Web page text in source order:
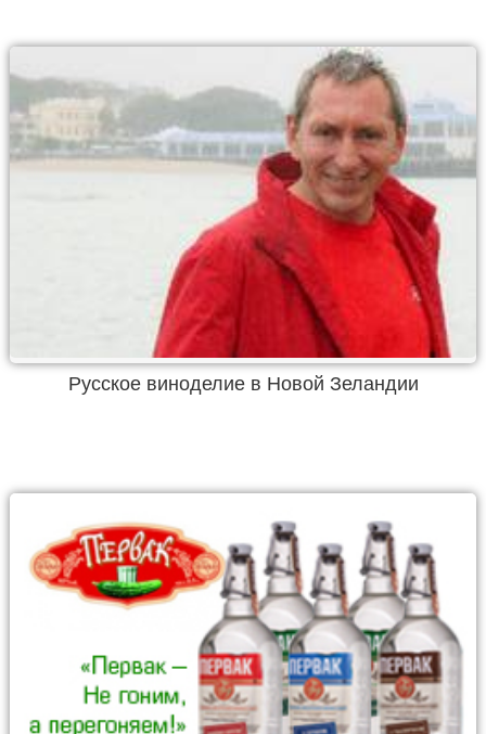
Русское виноделие в Новой Зеландии